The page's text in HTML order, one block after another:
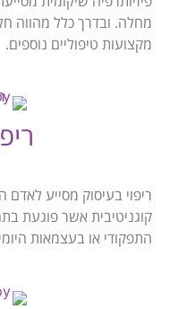
מחלה. ובדרך כלל מהווה
מקצועות טיפוליים נוספים.
ריפוי בעיסוק מסייע
קוגניטיבית אשר פוגעת
התפקודי או בעצמאות